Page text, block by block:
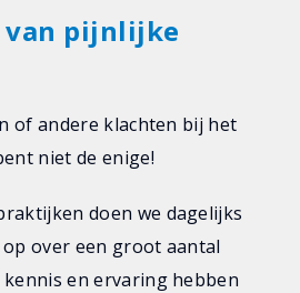
van pijnlijke
of andere klachten bij het
niet de enige!
doen we dagelijks
over een groot aantal
en ervaring hebben